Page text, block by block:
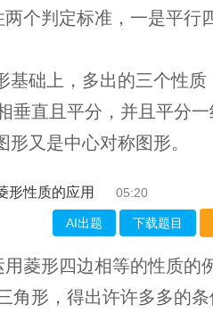
个判定标准，一是平行
基础上，多出的三个性质
垂直且平分，并且平分
又是中心对称图形。
形性质的应用 05:20
AI出题 下载题目
菱形四边相等的性质的
角形，得出许许多多的